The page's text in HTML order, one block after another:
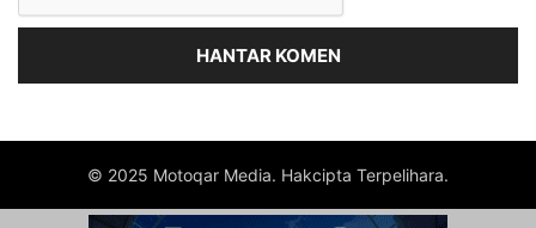
© 2025 Motoqar Media. Hakcipta Terpelihara.